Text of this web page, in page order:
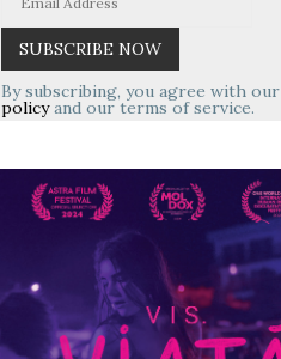
By subscribing, you agree with our
policyand our terms of service.